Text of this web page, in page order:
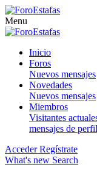
Menu
Inicio
Foros
Nuevos mensajes
Novedades
Nuevos mensajes
Miembros
Visitantes
mensajes de perfil
Acceder Regístrate
What's new Search